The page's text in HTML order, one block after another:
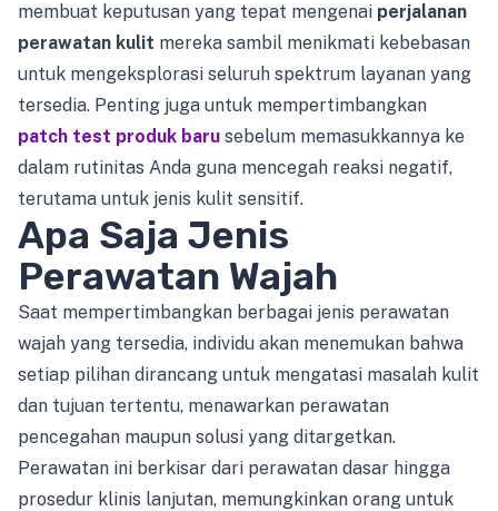
membuat keputusan yang tepat mengenai perjalanan
perawatan kulit mereka sambil menikmati kebebasan
untuk mengeksplorasi seluruh spektrum layanan yang
tersedia. Penting juga untuk mempertimbangkan
patch test produk baru sebelum memasukkannya ke
dalam rutinitas Anda guna mencegah reaksi negatif,
terutama untuk jenis kulit sensitif.
Apa Saja Jenis
Perawatan Wajah
Saat mempertimbangkan berbagai jenis perawatan
wajah yang tersedia, individu akan menemukan bahwa
setiap pilihan dirancang untuk mengatasi masalah kulit
dan tujuan tertentu, menawarkan perawatan
pencegahan maupun solusi yang ditargetkan.
Perawatan ini berkisar dari perawatan dasar hingga
prosedur klinis lanjutan, memungkinkan orang untuk